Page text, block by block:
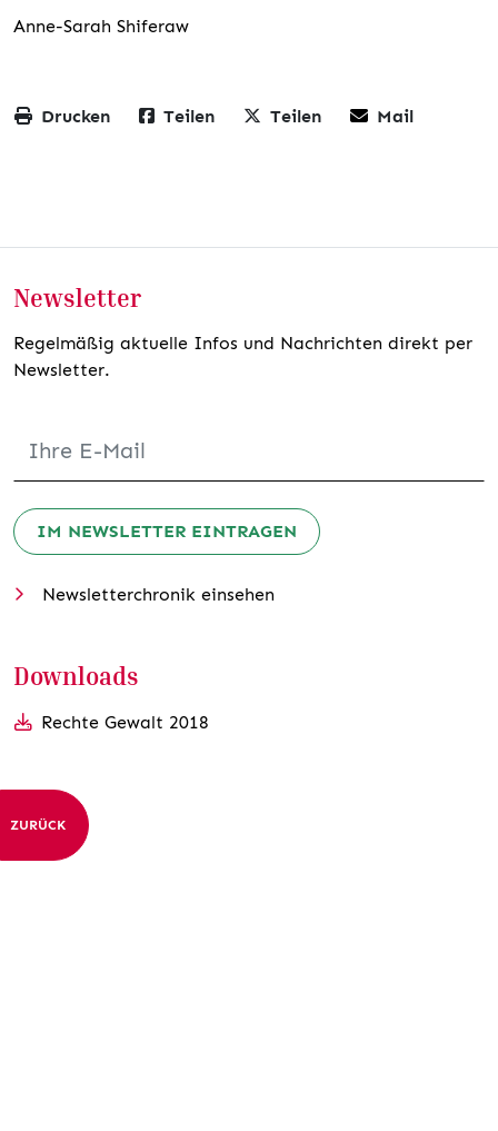
Anne-Sarah Shiferaw
Drucken Teilen Teilen Mail
Newsletter
Regelmäßig aktuelle Infos und Nachrichten direkt per
Newsletter.
IM NEWSLETTER EINTRAGEN
Newsletterchronik einsehen
Downloads
Rechte Gewalt 2018
ZURÜCK